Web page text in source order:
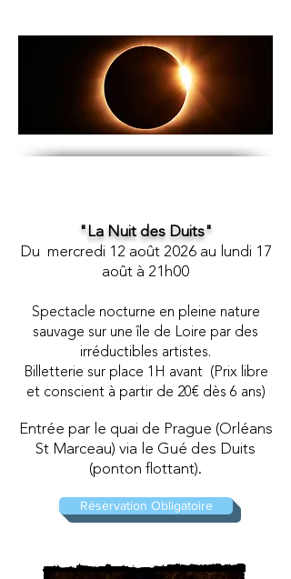
"La Nuit des Duits"
Du mercredi 12 août 2026 au lundi 17
août à 21h00
Spectacle nocturne en pleine nature
sauvage sur une île de Loire par des
irréductibles artistes.
Billetterie sur place 1H avant (Prix libre
et conscient à partir de 20€ dès 6 ans)
Entrée par le quai de Prague (Orléans
St Marceau) via le Gué des Duits
(ponton flottant).
Réservation Obligatoire